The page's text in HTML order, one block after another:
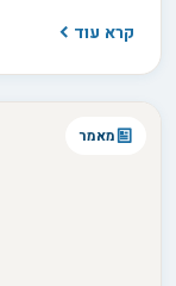
שוקק חיים עבור כולנו.
קרא עוד
מאמר